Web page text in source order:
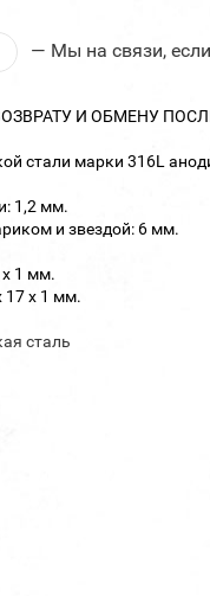
— Мы на связи,
И ОБМЕНУ
стали марки 316L
1,2 мм.
и звездой: 6 мм.
х 1 мм.
17 х 1 мм.
сталь